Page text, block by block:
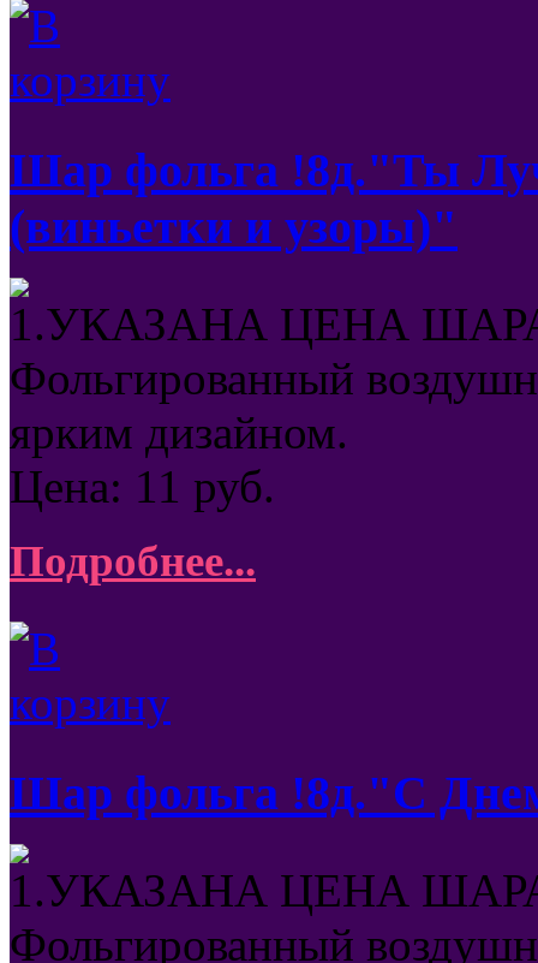
Шар фольга !8д."Ты
(виньетки и узоры)"
1.УКАЗАНА ЦЕНА
Фольгированный
ярким дизайном.
Цена: 11 руб.
Подробнее...
Шар фольга !8д."С
1.УКАЗАНА ЦЕНА
Фольгированный